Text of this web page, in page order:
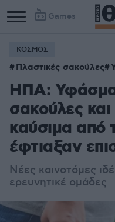
Games
ΚΟΣΜΟΣ
Πλαστικές σακούλες
ΗΠΑ:
σακούλες
καύσιμα από
έφτιαξαν
Νέες καινοτόμες
ερευνητικέ ομάδες